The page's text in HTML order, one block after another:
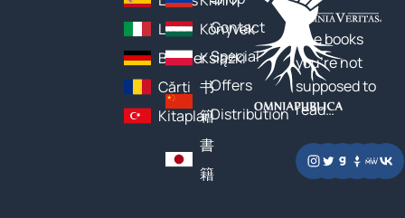
Libri
Bücher
Cărți
Kitaplar
Könyvek
Książki
书
籍
書
籍
Contact
Special
Offers
Distribution
The books
you’re not
supposed to
read…